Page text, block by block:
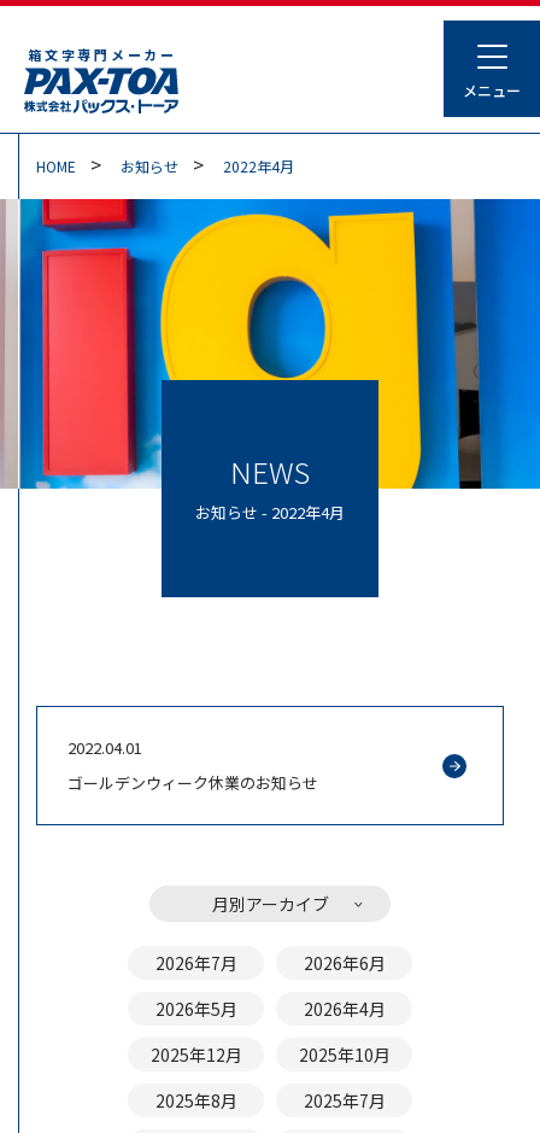
箱文字専門メーカー
HOME お知らせ 2022年4月
NEWS
お知らせ - 2022年4月
2022.04.01
ゴールデンウィーク休業のお知らせ
月別アーカイブ
2026年7月
2026年6月
2026年5月
2026年4月
2025年12月
2025年10月
2025年8月
2025年7月